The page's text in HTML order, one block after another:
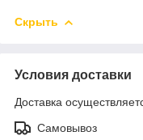
Скрыть
Условия доставки
Доставка
Самовывоз